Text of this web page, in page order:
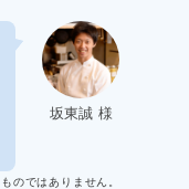
坂東誠 様
りません。